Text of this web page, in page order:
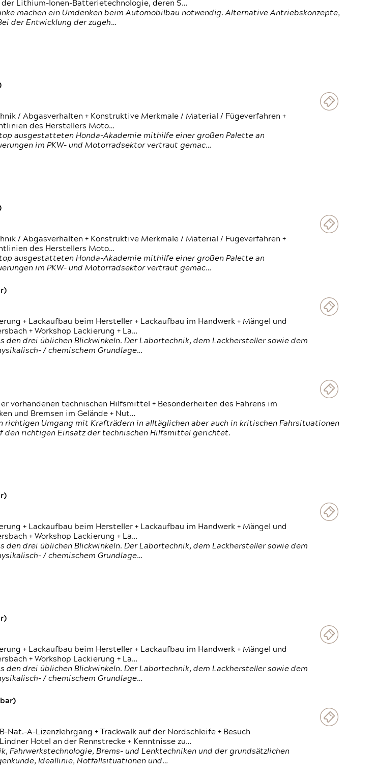
Lithium-Ionen-Batterietechnologie, deren S…
machen ein Umdenken beim Automobilbau notwendig. Alternative Antriebskonzepte,
der Entwicklung der zugeh…
/ Abgasverhalten + Konstruktive Merkmale / Material / Fügeverfahren +
des Herstellers Moto…
ausgestatteten Honda-Akademie mithilfe einer großen Palette an
im PKW- und Motorradsektor vertraut gemac…
/ Abgasverhalten + Konstruktive Merkmale / Material / Fügeverfahren +
des Herstellers Moto…
ausgestatteten Honda-Akademie mithilfe einer großen Palette an
im PKW- und Motorradsektor vertraut gemac…
+ Lackaufbau beim Hersteller + Lackaufbau im Handwerk + Mängel und
+ Workshop Lackierung + La…
drei üblichen Blickwinkeln. Der Labortechnik, dem Lackhersteller sowie dem
/ chemischem Grundlage…
vorhandenen technischen Hilfsmittel + Besonderheiten des Fahrens im
und Bremsen im Gelände + Nut…
richtigen Umgang mit Krafträdern in alltäglichen aber auch in kritischen Fahrsituationen
den richtigen Einsatz der technischen Hilfsmittel gerichtet.
+ Lackaufbau beim Hersteller + Lackaufbau im Handwerk + Mängel und
+ Workshop Lackierung + La…
drei üblichen Blickwinkeln. Der Labortechnik, dem Lackhersteller sowie dem
/ chemischem Grundlage…
+ Lackaufbau beim Hersteller + Lackaufbau im Handwerk + Mängel und
+ Workshop Lackierung + La…
drei üblichen Blickwinkeln. Der Labortechnik, dem Lackhersteller sowie dem
/ chemischem Grundlage…
A-Lizenzlehrgang + Trackwalk auf der Nordschleife + Besuch
Hotel an der Rennstrecke + Kenntnisse zu…
Fahrwerkstechnologie, Brems- und Lenktechniken und der grundsätzlichen
Ideallinie, Notfallsituationen und…